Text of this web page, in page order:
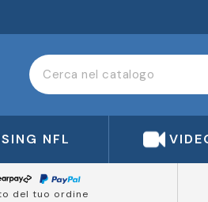
NFL
del tuo ordine